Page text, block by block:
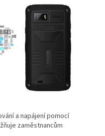
a napájení pomocí
zaměstnancům